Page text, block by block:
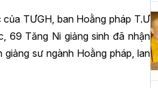
TƯGH, ban Hoằng pháp T.Ư
69 Tăng Ni giảng sinh đã nhận
sư ngành Hoằng pháp, lan